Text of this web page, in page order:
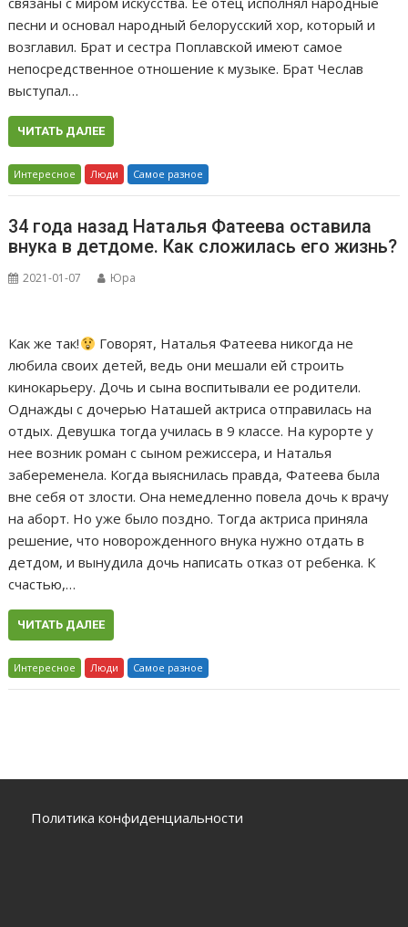
песни и основал народный белорусский хор, который и
возглавил. Брат и сестра Поплавской имеют самое
непосредственное отношение к музыке. Брат Чеслав
выступал…
ЧИТАТЬ ДАЛЕЕ
Интересное Люди Самое разное
34 года назад Наталья Фатеева оставила
внука в детдоме. Как сложилась его жизнь?
2021-01-07 Юра
Как же так!
Говорят, Наталья Фатеева никогда не
любила своих детей, ведь они мешали ей строить
кинокарьеру. Дочь и сына воспитывали ее родители.
Однажды с дочерью Наташей актриса отправилась на
отдых. Девушка тогда училась в 9 классе. На курорте у
нее возник роман с сыном режиссера, и Наталья
забеременела. Когда выяснилась правда, Фатеева была
вне себя от злости. Она немедленно повела дочь к врачу
на аборт. Но уже было поздно. Тогда актриса приняла
решение, что новорожденного внука нужно отдать в
детдом, и вынудила дочь написать отказ от ребенка. К
счастью,…
ЧИТАТЬ ДАЛЕЕ
Интересное Люди Самое разное
Политика конфиденциальности